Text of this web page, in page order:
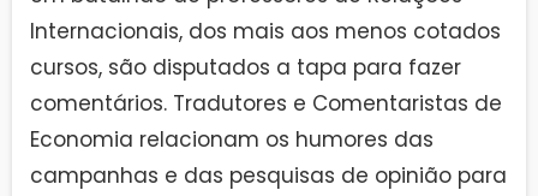
Internacionais, dos mais aos menos cotados
cursos, são disputados a tapa para fazer
comentários. Tradutores e Comentaristas de
Economia relacionam os humores das
campanhas e das pesquisas de opinião para